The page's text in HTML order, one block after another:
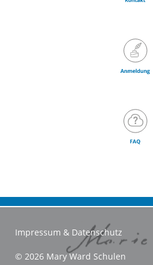
Impressum & Datenschutz
© 2026 Mary Ward Schulen